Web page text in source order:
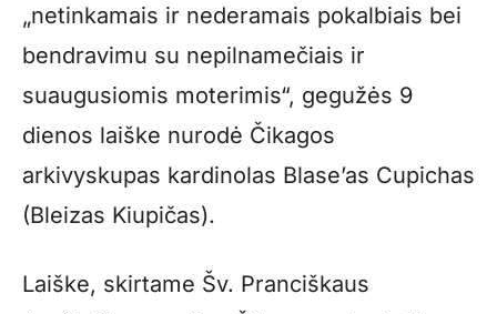
„netinkamais ir nederamais pokalbiais bei
bendravimu su nepilnamečiais ir
suaugusiomis moterimis“, gegužės 9
dienos laiške nurodė Čikagos
arkivyskupas kardinolas Blase’as Cupichas
(Bleizas Kiupičas).
Laiške, skirtame Šv. Pranciškaus